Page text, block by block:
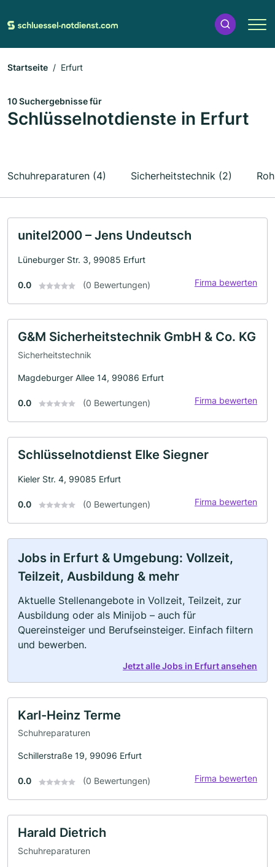
Startseite Erfurt
10 Suchergebnisse für
Schlüsselnotdienste in Erfurt
Schuhreparaturen (4) Sicherheitstechnik (2)
unitel2000 – Jens Undeutsch
Lüneburger Str. 3, 99085 Erfurt
0.0 (0 Bewertungen) Firma bewerten
G&M Sicherheitstechnik GmbH & Co. KG
Sicherheitstechnik
Magdeburger Allee 14, 99086 Erfurt
0.0 (0 Bewertungen) Firma bewerten
Schlüsselnotdienst Elke Siegner
Kieler Str. 4, 99085 Erfurt
0.0 (0 Bewertungen) Firma bewerten
Jobs in Erfurt & Umgebung: Vollzeit,
Teilzeit, Ausbildung & mehr
Aktuelle Stellenangebote in Vollzeit, Teilzeit, zur
Ausbildung oder als Minijob – auch für
Quereinsteiger und Berufseinsteiger. Einfach filtern
und bewerben.
Jetzt alle Jobs in Erfurt ansehen
Karl-Heinz Terme
Schuhreparaturen
Schillerstraße 19, 99096 Erfurt
0.0 (0 Bewertungen) Firma bewerten
Harald Dietrich
Schuhreparaturen